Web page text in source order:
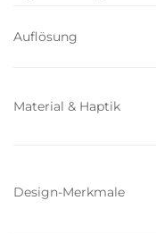
Auflösung
Material & Haptik
Design-Merkmale